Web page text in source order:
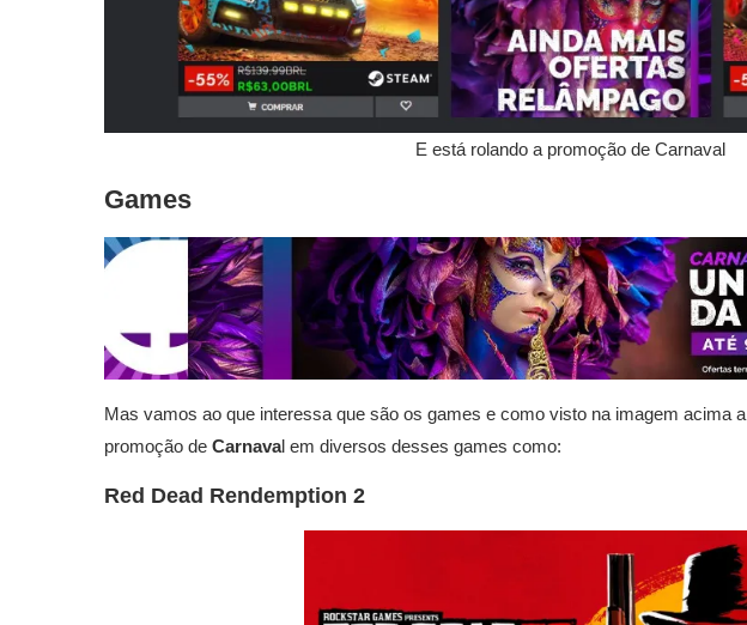
E está rolando a promoção de Carnaval
Games
Mas vamos ao que interessa que são os games e como visto na imagem acima a
promoção de Carnaval em diversos desses games como:
Red Dead Rendemption 2